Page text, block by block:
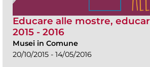
Educare alle mostre,
2015 - 2016
Musei in Comune
20/10/2015 - 14/05/2016